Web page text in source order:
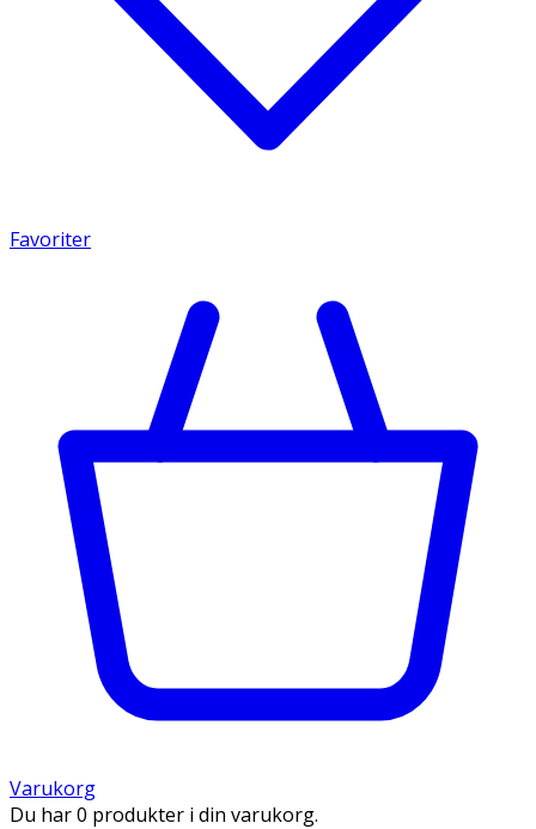
Favoriter
Varukorg
Du har 0 produkter i din varukorg.